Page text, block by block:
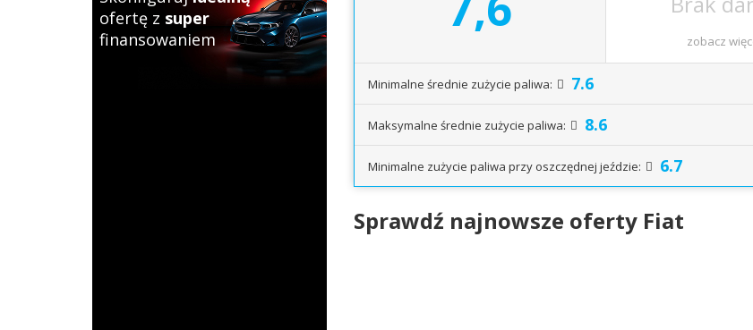
zobacz
Minimalne średnie zużycie paliwa: 7.6
Maksymalne średnie zużycie paliwa: 8.6
Minimalne zużycie paliwa przy oszczędnej jeździe: 6.7
Sprawdź najnowsze oferty Fiat
ofertę z super
finansowaniem